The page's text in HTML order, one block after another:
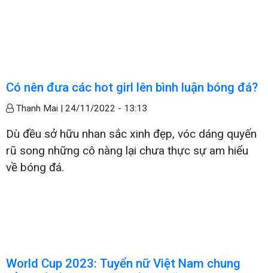
Có nên đưa các hot girl lên bình luận bóng đá?
Thanh Mai | 24/11/2022 - 13:13
Dù đều sở hữu nhan sắc xinh đẹp, vóc dáng quyến
rũ song những cô nàng lại chưa thực sự am hiểu
về bóng đá.
World Cup 2023: Tuyển nữ Việt Nam chung